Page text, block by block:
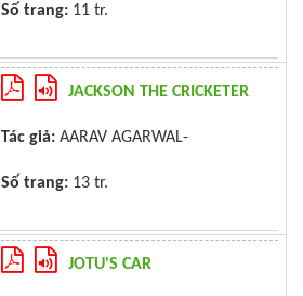
Số trang: 11 tr.
JACKSON THE CRICKETER
Tác giả: AARAV AGARWAL-
Số trang: 13 tr.
JOTU'S CAR